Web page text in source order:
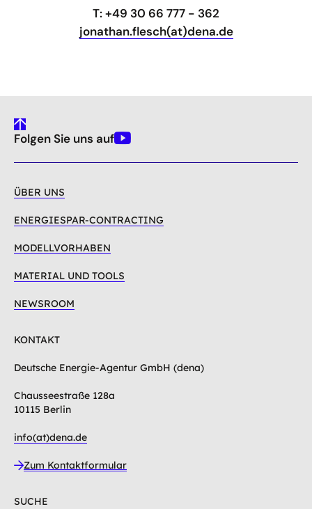
T: +49 30 66 777 - 362
jonathan.flesch(at)dena.de
gehe
nach
Folgen Sie uns aufYoutube
ÜBER UNS
ENERGIESPAR-CONTRACTING
MODELLVORHABEN
MATERIAL UND TOOLS
NEWSROOM
KONTAKT
Deutsche Energie-Agentur GmbH (dena)
Chausseestraße 128a
10115 Berlin
info(at)dena.de
Zum Kontaktformular
SUCHE